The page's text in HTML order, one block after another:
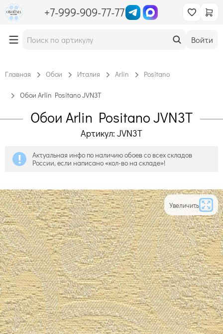
+7-999-909-77-77
Войти
Главная Обои Италия Arlin Positano
Обои Arlin Positano JVN3T
Обои Arlin Positano JVN3T
Артикул: JVN3T
Актуальная инфо по наличию обоев со всех складов
России, если написано «кол-во на складе»!
Увеличить